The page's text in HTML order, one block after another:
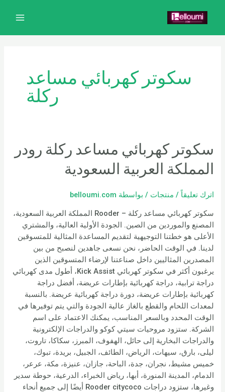
سكوتر كهربائي مساعد
ركلة
سكوتر كهربائي مساعد ركلة رودر
المملكة العربية السعودية
اترك تعليقاً / منتجات / بواسطة belloumi.com
سكوتر كهربائي مساعد ركلة – Rooder المملكة العربية السعودية،
المصنع والموردين من الصين. الجودة الأولية العالية، والمشتري
الأعلى هو خطتنا التوجيهية لتقديم المساعدة المثالية للمتسوقين
لدينا. في الوقت الحاضر، نحن نسعى جاهدين لنصبح من بين
المصدرين المثاليين داخل صناعتنا لإرضاء المتسوقين الذين
يرغبون أكثر في سكوتر كهربائي Kick Assist، أطول مدى كهربائي
دراجة ترابية، دراجة كهربائية بإطارات عريضة، أفضل دراجة
كهربائية بإطارات عريضة، دورة دراجة كهربائية عريضة. بالنسبة
لمعدات اللحام والقطع بالغاز عالية الجودة والتي يتم توفيرها في
الوقت المحدد وبالسعر المناسب، يمكنك الاعتماد على اسم
الشركة. ستزود مروحيات سيتي كوكو والدراجات الإلكترونية
والدراجات البخارية إلى حائل، الهفوف، المبرز، سكاكا، تاروت،
ليلى، بارق، سيهات، الرياض، الطائف، الجبيل، بريدة، تبوك،
خميس مشيط، نجران، جدة، الباحة، جازان، عنيزة، مكة، عرعر،
الدمام، المدينة المنورة، أبها، رياض الخبراء، الدرعية، حوطة سدير
وغيرها، ستزود دراجات Rooder citycoco أيضًا إلى جميع أنحاء